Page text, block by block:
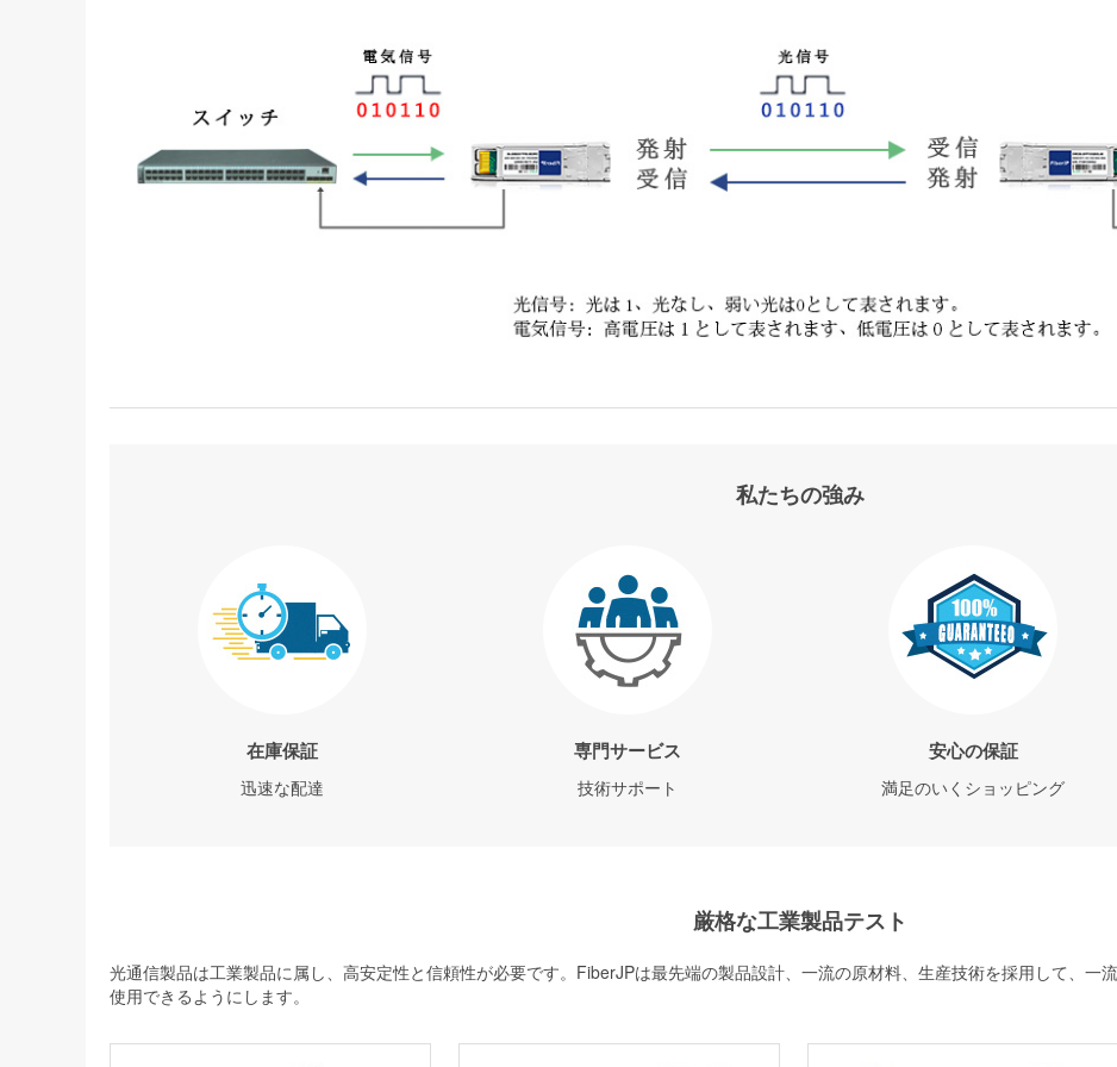
私たちの強み
在庫保証
迅速な配達
専門サービス
技術サポート
安心の保証
満足のいくショッピング
厳格な工業製品テスト
光通信製品は工業製品に属し、高安定性と信頼性が必要です。FiberJPは最先端の製品設計、一流の原材料、生産技術を採用して、一
使用できるようにします。